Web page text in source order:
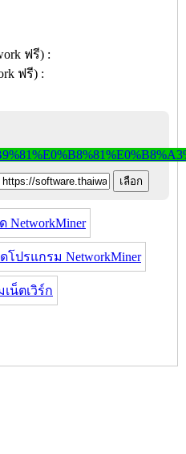
NetworkMiner
โปรแกรม NetworkMiner
น็ตเวิร์ก